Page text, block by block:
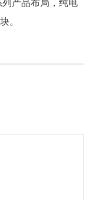
产品布局，纯电
。